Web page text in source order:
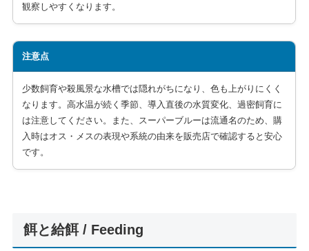
観察しやすくなります。
注意点
少数飼育や殺風景な水槽では隠れがちになり、色も上がりにくく
なります。高水温が続く季節、導入直後の水質変化、過密飼育に
は注意してください。また、スーパーブルーは流通名のため、購
入時はオス・メスの表現や系統の由来を販売店で確認すると安心
です。
餌と給餌 / Feeding